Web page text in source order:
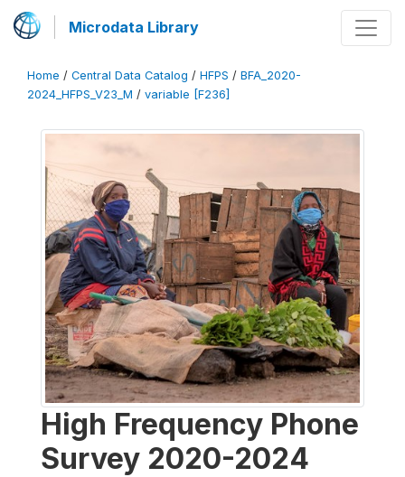
Microdata Library
Home / Central Data Catalog / HFPS / BFA_2020-
2024_HFPS_V23_M / variable [F236]
High Frequency Phone
Survey 2020-2024